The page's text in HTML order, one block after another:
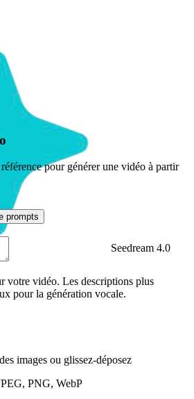
Seedream 4.0
pour générer une vidéo à partir
prompts
votre vidéo. Les descriptions plus
pour la génération vocale.
images ou glissez-déposez
PNG, WebP